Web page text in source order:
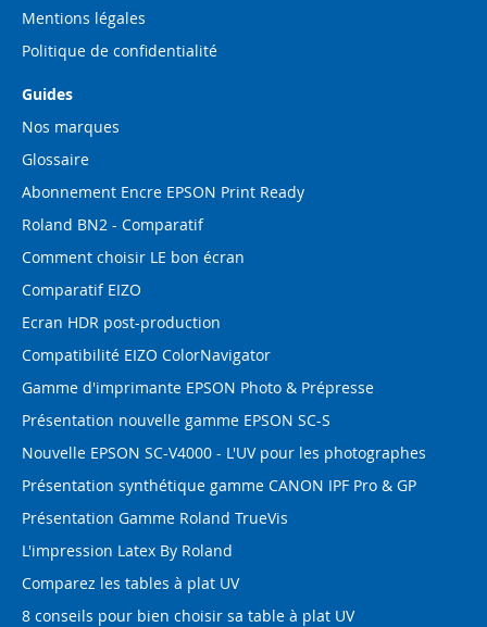
Mentions légales
Politique de confidentialité
Guides
Nos marques
Glossaire
Abonnement Encre EPSON Print Ready
Roland BN2 - Comparatif
Comment choisir LE bon écran
Comparatif EIZO
Ecran HDR post-production
Compatibilité EIZO ColorNavigator
Gamme d'imprimante EPSON Photo & Prépresse
Présentation nouvelle gamme EPSON SC-S
Nouvelle EPSON SC-V4000 - L'UV pour les photographes
Présentation synthétique gamme CANON IPF Pro & GP
Présentation Gamme Roland TrueVis
L'impression Latex By Roland
Comparez les tables à plat UV
8 conseils pour bien choisir sa table à plat UV